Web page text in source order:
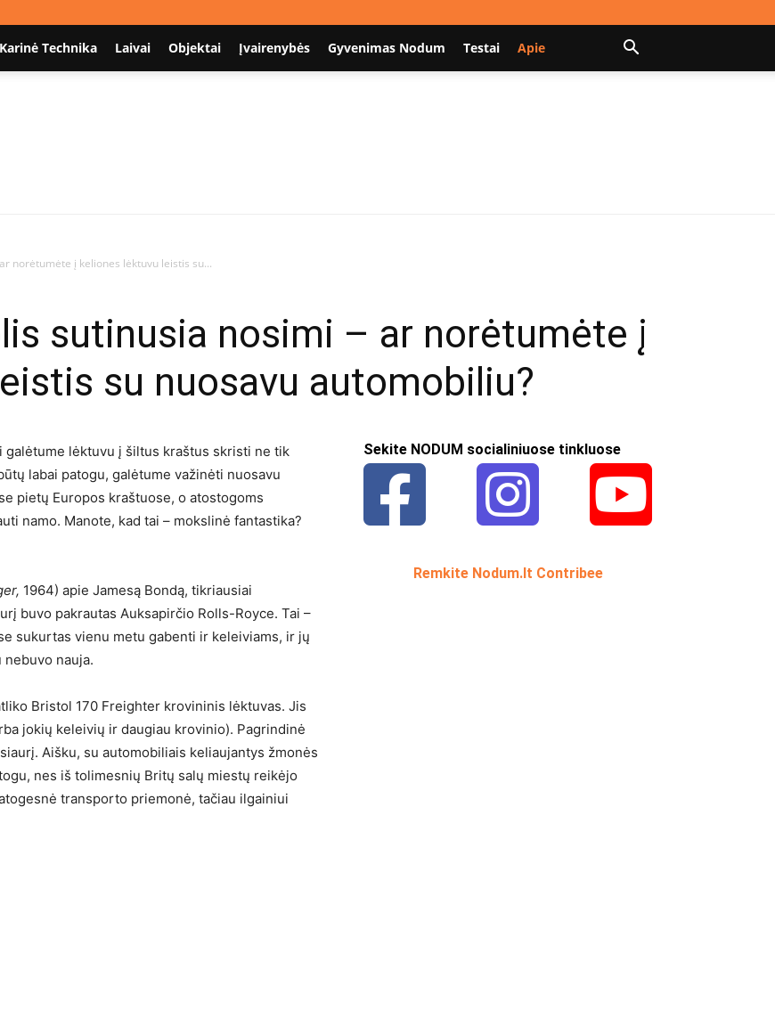
Karinė Technika Laivai Objektai Įvairenybės Gyvenimas Nodum Testai Apie
norėtumėte į keliones lėktuvu leistis su...
sutinusia nosimi – ar norėtumėte į
su nuosavu automobiliu?
lėktuvu į šiltus kraštus skristi ne tik
labai patogu, galėtume važinėti nuosavu
pietų Europos kraštuose, o atostogoms
namo. Manote, kad tai – mokslinė fantastika?
1964) apie Jamesą Bondą, tikriausiai
buvo pakrautas Auksapirčio Rolls-Royce. Tai –
sukurtas vienu metu gabenti ir keleiviams, ir jų
nauja.
Bristol 170 Freighter krovininis lėktuvas. Jis
jokių keleivių ir daugiau krovinio). Pagrindinė
Aišku, su automobiliais keliaujantys žmonės
nes iš tolimesnių Britų salų miestų reikėjo
transporto priemonė, tačiau ilgainiui
Sekite NODUM socialiniuose tinkluose
Remkite Nodum.lt Contribee